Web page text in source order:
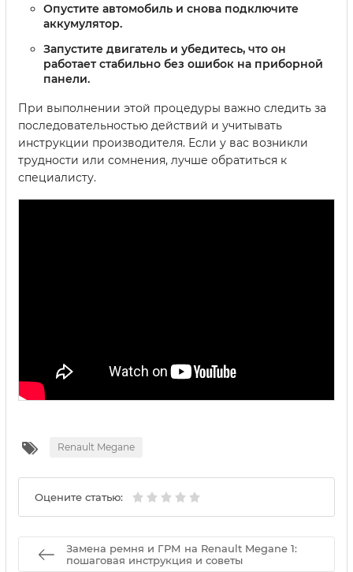
Опустите автомобиль и снова подключите
аккумулятор.
Запустите двигатель и убедитесь, что он
работает стабильно без ошибок на приборной
панели.
При выполнении этой процедуры важно следить за
последовательностью действий и учитывать
инструкции производителя. Если у вас возникли
трудности или сомнения, лучше обратиться к
специалисту.
Renault Megane
Оцените статью:
Замена ремня и ГРМ на Renault Megane 1:
пошаговая инструкция и советы